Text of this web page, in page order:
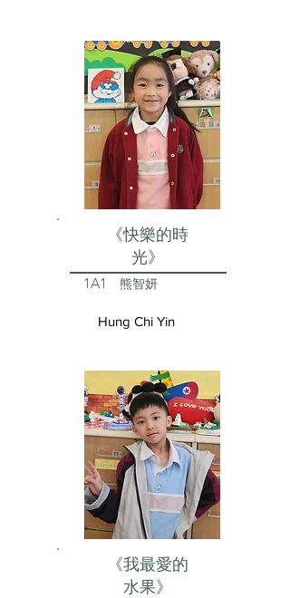
《快樂的時
光》
1A1 熊智妍
Hung Chi Yin
《我最愛的
水果》